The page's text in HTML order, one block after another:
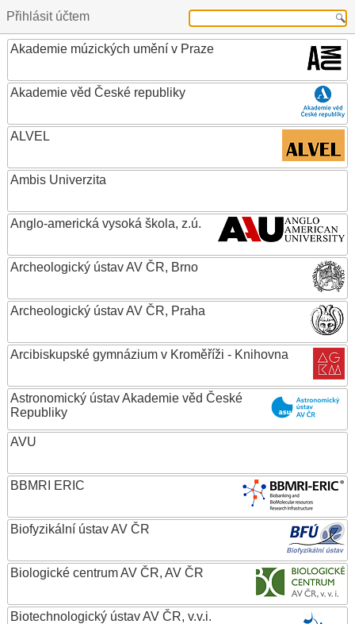
Přihlásit účtem
Akademie múzických umění v Praze
Akademie věd České republiky
ALVEL
Ambis Univerzita
Anglo-americká vysoká škola, z.ú.
Archeologický ústav AV ČR, Brno
Archeologický ústav AV ČR, Praha
Arcibiskupské gymnázium v Kroměříži - Knihovna
Astronomický ústav Akademie věd České
Republiky
AVU
BBMRI ERIC
Biofyzikální ústav AV ČR
Biologické centrum AV ČR, AV ČR
Biotechnologický ústav AV ČR, v.v.i.